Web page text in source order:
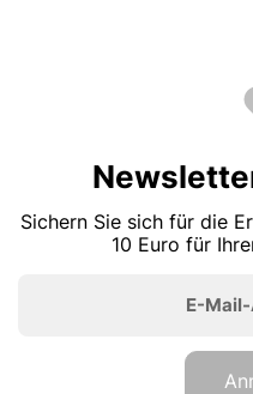
Sichern Sie sich für die
10 Euro für
E-